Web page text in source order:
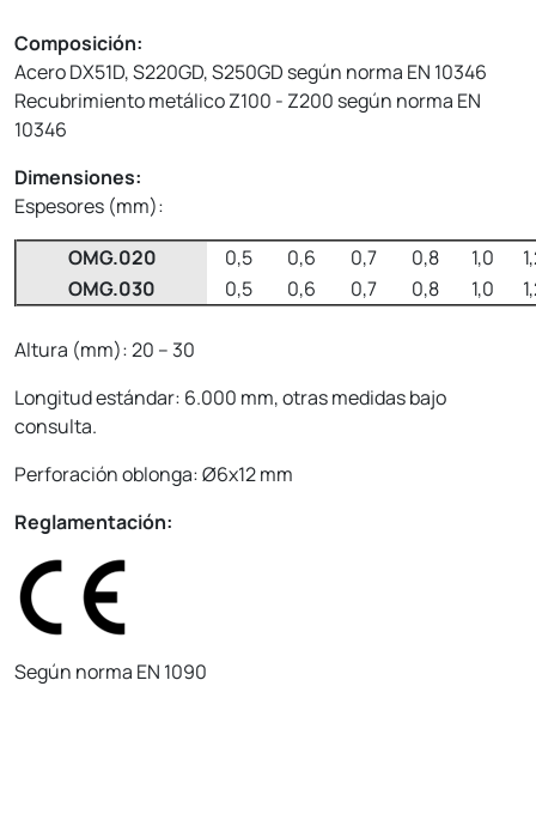
Composición:
Acero DX51D, S220GD, S250GD según norma EN 10346
Recubrimiento metálico Z100 - Z200 según norma EN
10346
Dimensiones:
Espesores (mm):
OMG.020
0,5 0,6 0,7 0,8 1,0
OMG.030
0,5 0,6 0,7 0,8 1,0
Altura (mm): 20 – 30
Longitud estándar: 6.000 mm, otras medidas bajo
consulta.
Perforación oblonga: Ø6x12 mm
Reglamentación:
Según norma EN 1090